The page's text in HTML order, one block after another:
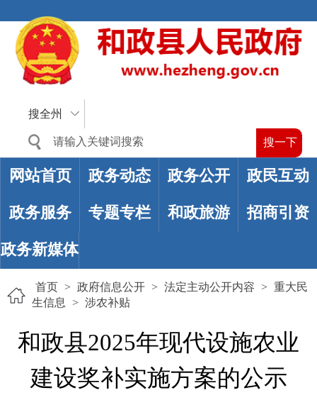
搜全州
网站首页 政务动态 政务公开 政民互动
政务服务 专题专栏 和政旅游 招商引资
政务新媒体
首页 > 政府信息公开 > 法定主动公开内容 > 重大民
生信息
> 涉农补贴
和政县2025年现代设施农业
建设奖补实施方案的公示